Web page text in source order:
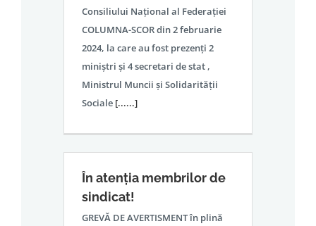
Consiliului Național al Federației
COLUMNA-SCOR din 2 februarie
2024, la care au fost prezenți 2
miniștri și 4 secretari de stat ,
Ministrul Muncii și Solidarității
Sociale [......]
În atenția membrilor de
sindicat!
GREVĂ DE AVERTISMENT în plină